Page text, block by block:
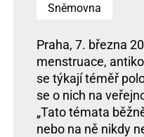
Sněmovna
Praha, 7. března
menstruace,
se týkají téměř
se o nich na
„Tato témata
nebo na ně nikdy